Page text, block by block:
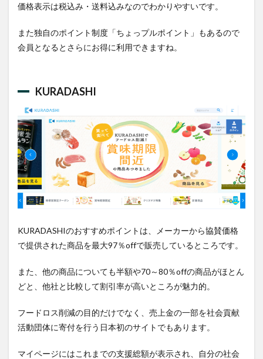
価格表示は税込み・送料込みなのでわかりやすいです。
また独自のポイント制度「ちょっプルポイント」もあるので
会員となるとさらにお得に利用できますね。
KURADASHI
KURADASHIのおすすめポイントは、メーカーから協賛価格
で提供された商品を最大97％offで販売しているところです。
また、他の商品についても半額や70～80％offの商品がほとん
どと、他社と比較して割引率が高いところが魅力的。
フードロス削減の目的だけでなく、売上金の一部を社会貢献
活動団体に寄付を行う日本初のサイトでもあります。
マイページにはこれまでの支援総額が表示され、自分の社会